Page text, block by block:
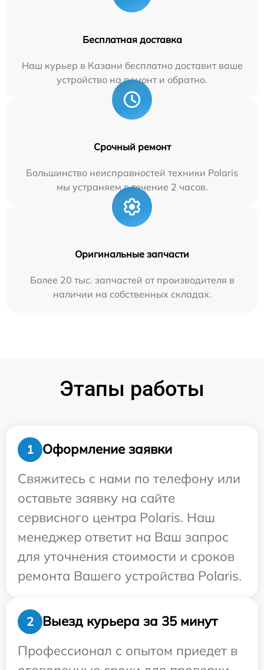
Бесплатная доставка
Наш курьер в Казани бесплатно доставит ваше
устройство на ремонт и обратно.
Срочный ремонт
Большинство неисправностей техники Polaris
мы устраняем в течение 2 часов.
Оригинальные запчасти
Более 20 тыс. запчастей от производителя в
наличии на собственных складах.
Этапы работы
1
Оформление заявки
Свяжитесь с нами по телефону или
оставьте заявку на сайте
сервисного центра Polaris. Наш
менеджер ответит на Ваш запрос
для уточнения стоимости и сроков
ремонта Вашего устройства Polaris.
2
Выезд курьера за 35 минут
Профессионал с опытом приедет в